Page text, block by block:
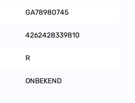
GA78980745
4262428339810
R
ONBEKEND